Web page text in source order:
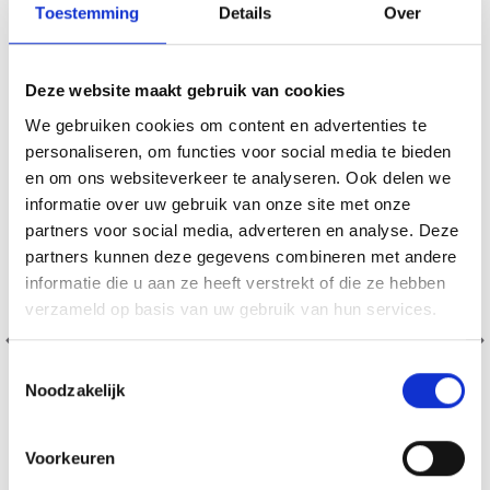
Toestemming Details Over
Deze website maakt gebruik van cookies
We gebruiken cookies om content en advertenties te
personaliseren, om functies voor social media te bieden
en om ons websiteverkeer te analyseren. Ook delen we
informatie over uw gebruik van onze site met onze
partners voor social media, adverteren en analyse. Deze
partners kunnen deze gegevens combineren met andere
informatie die u aan ze heeft verstrekt of die ze hebben
verzameld op basis van uw gebruik van hun services.
Noodzakelijk
Voorkeuren
18% korting